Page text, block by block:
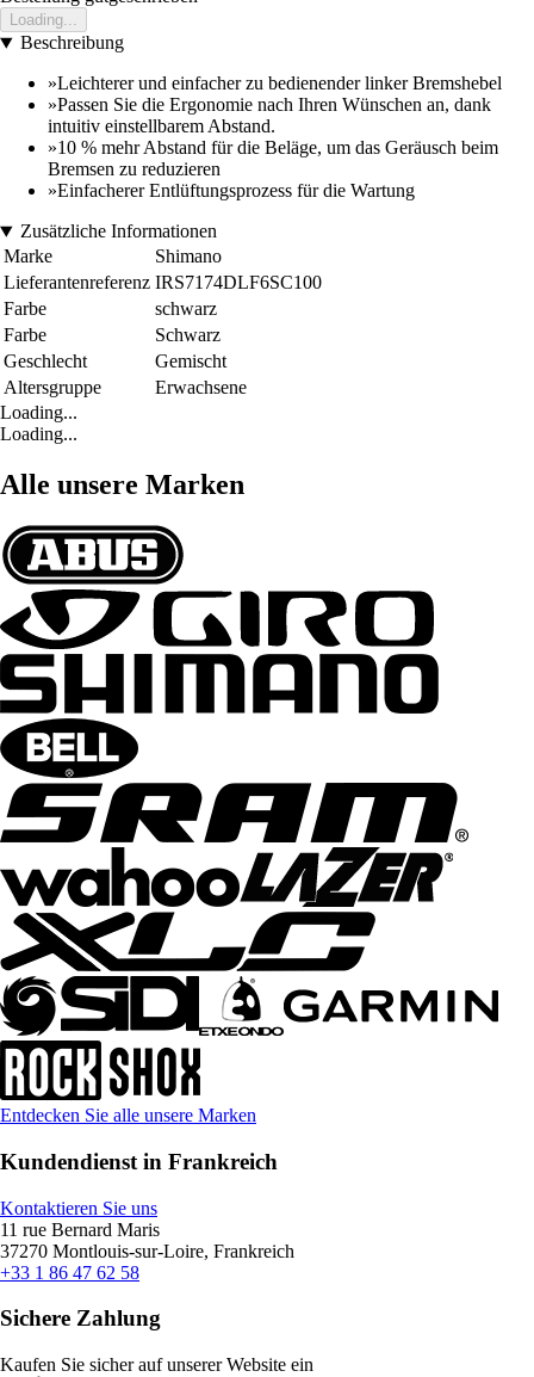
Loading...
Beschreibung
»Leichterer und einfacher zu bedienender linker Bremshebel
»Passen Sie die Ergonomie nach Ihren Wünschen an, dank
intuitiv einstellbarem Abstand.
»10 % mehr Abstand für die Beläge, um das Geräusch beim
Bremsen zu reduzieren
»Einfacherer Entlüftungsprozess für die Wartung
Zusätzliche Informationen
Marke
Shimano
Lieferantenreferenz IRS7174DLF6SC100
Farbe
schwarz
Farbe
Schwarz
Geschlecht
Gemischt
Altersgruppe
Erwachsene
Loading...
Loading...
Alle unsere Marken
Entdecken Sie alle unsere Marken
Kundendienst in Frankreich
Kontaktieren Sie uns
11 rue Bernard Maris
37270 Montlouis-sur-Loire, Frankreich
+33 1 86 47 62 58
Sichere Zahlung
Kaufen Sie sicher auf unserer Website ein